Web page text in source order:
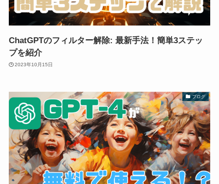
ChatGPTのフィルター解除: 最新手法！簡単3ステッ
プを紹介
2023年10月15日
ブログ